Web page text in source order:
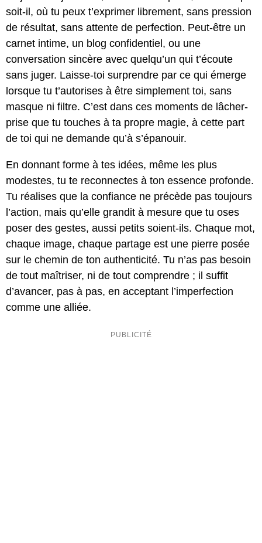
soit-il, où tu peux t’exprimer librement, sans pression
de résultat, sans attente de perfection. Peut-être un
carnet intime, un blog confidentiel, ou une
conversation sincère avec quelqu’un qui t’écoute
sans juger. Laisse-toi surprendre par ce qui émerge
lorsque tu t’autorises à être simplement toi, sans
masque ni filtre. C’est dans ces moments de lâcher-
prise que tu touches à ta propre magie, à cette part
de toi qui ne demande qu’à s’épanouir.
En donnant forme à tes idées, même les plus
modestes, tu te reconnectes à ton essence profonde.
Tu réalises que la confiance ne précède pas toujours
l’action, mais qu’elle grandit à mesure que tu oses
poser des gestes, aussi petits soient-ils. Chaque mot,
chaque image, chaque partage est une pierre posée
sur le chemin de ton authenticité. Tu n’as pas besoin
de tout maîtriser, ni de tout comprendre ; il suffit
d’avancer, pas à pas, en acceptant l’imperfection
comme une alliée.